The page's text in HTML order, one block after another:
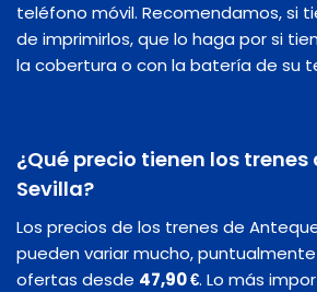
teléfono móvil. Recomendamos, si
de imprimirlos, que lo haga por si
la cobertura o con la batería de su
¿Qué precio tienen los
Sevilla?
Los precios de los trenes de
pueden variar mucho,
ofertas desde 47,90 €. Lo más